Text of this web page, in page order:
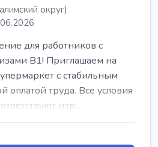
округ)
для работников с
B1! Приглашаем на
с стабильным
оплатой труда. Все условия
изр...